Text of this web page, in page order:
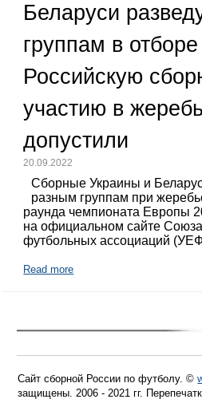
Беларуси
группам в
Российскую
участию в
допустили
20.09.2022
Сборные Украины и
разным группам при
раунда чемпионата Европы
на официальном сайте
футбольных ассоциаций
Read more
Сайт сборной России по футболу. ©
защищены. 2006 - 2021 гг.